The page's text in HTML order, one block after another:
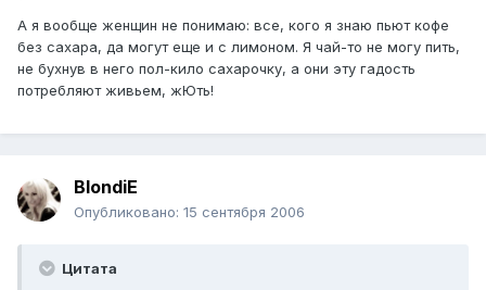
А я вообще женщин не понимаю: все, кого я знаю пьют кофе
без сахара, да могут еще и с лимоном. Я чай-то не могу пить,
не бухнув в него пол-кило сахарочку, а они эту гадость
потребляют живьем, жЮть!
BlondiE
Опубликовано: 15 сентября 2006
Цитата